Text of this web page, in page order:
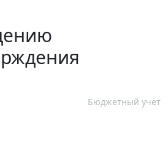
Бюджетный учет